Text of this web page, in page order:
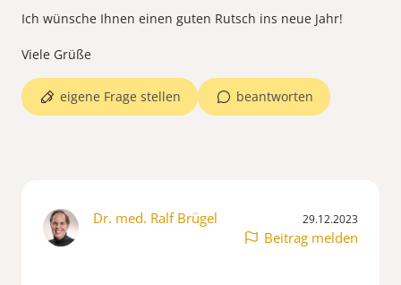
Ich wünsche Ihnen einen guten Rutsch ins neue Jahr!
beantworten
eigene Frage stellen
Dr. med. Ralf Brügel 29.12.2023
Beitrag melden